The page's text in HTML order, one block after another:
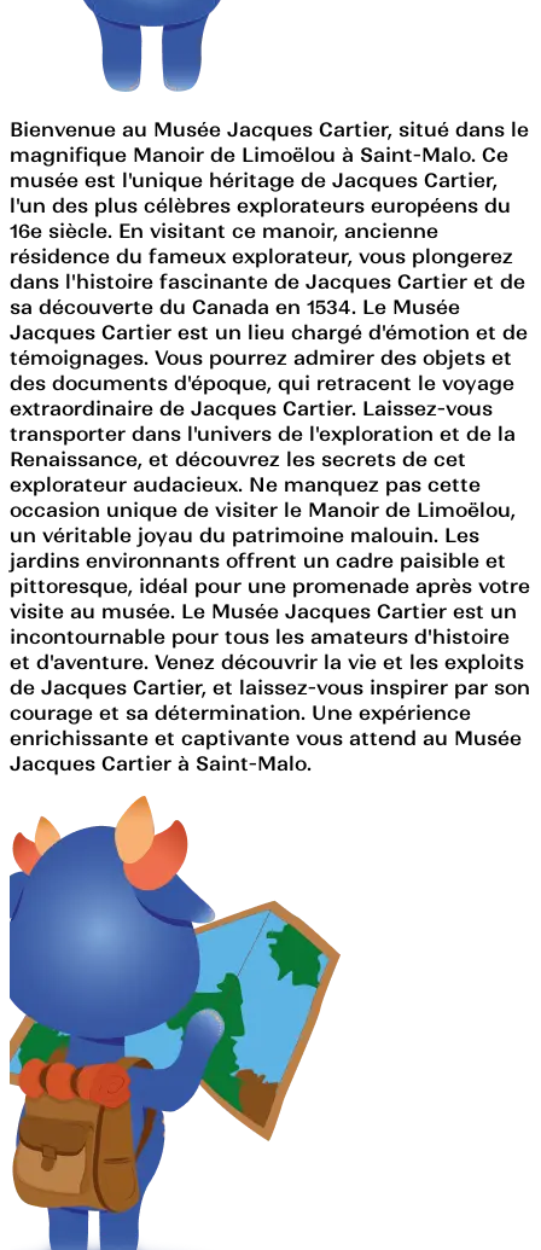
Bienvenue au Musée Jacques Cartier, situé dans le
magnifique Manoir de Limoëlou à Saint-Malo. Ce
musée est l'unique héritage de Jacques Cartier,
l'un des plus célèbres explorateurs européens du
16e siècle. En visitant ce manoir, ancienne
résidence du fameux explorateur, vous plongerez
dans l'histoire fascinante de Jacques Cartier et de
sa découverte du Canada en 1534. Le Musée
Jacques Cartier est un lieu chargé d'émotion et de
témoignages. Vous pourrez admirer des objets et
des documents d'époque, qui retracent le voyage
extraordinaire de Jacques Cartier. Laissez-vous
transporter dans l'univers de l'exploration et de la
Renaissance, et découvrez les secrets de cet
explorateur audacieux. Ne manquez pas cette
occasion unique de visiter le Manoir de Limoëlou,
un véritable joyau du patrimoine malouin. Les
jardins environnants offrent un cadre paisible et
pittoresque, idéal pour une promenade après votre
visite au musée. Le Musée Jacques Cartier est un
incontournable pour tous les amateurs d'histoire
et d'aventure. Venez découvrir la vie et les exploits
de Jacques Cartier, et laissez-vous inspirer par son
courage et sa détermination. Une expérience
enrichissante et captivante vous attend au Musée
Jacques Cartier à Saint-Malo.